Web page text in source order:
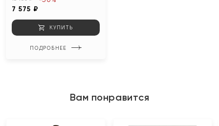
7 575 ₽
КУПИТЬ
ПОДРОБНЕЕ
Вам понравится